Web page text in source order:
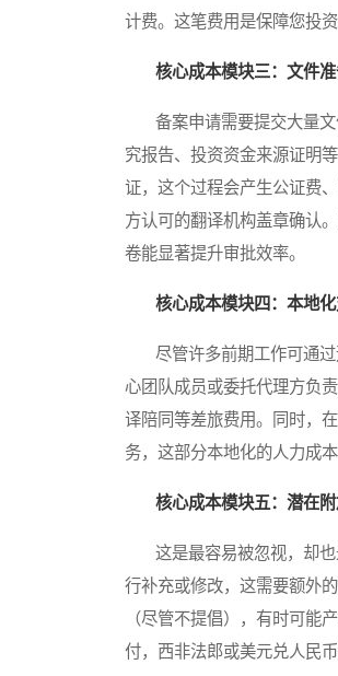
计费。这笔费用是保障您投
核心成本模块三：文件
备案申请需要提交大量文
究报告、投资资金来源证明
证，这个过程会产生公证费
方认可的翻译机构盖章确认
卷能显著提升审批效率。
核心成本模块四：本地
尽管许多前期工作可通过
心团队成员或委托代理方负
译陪同等差旅费用。同时，
务，这部分本地化的人力成本
核心成本模块五：潜在
这是最容易被忽视，却也
行补充或修改，这需要额外
（尽管不提倡），有时可能
付，西非法郎或美元兑人民